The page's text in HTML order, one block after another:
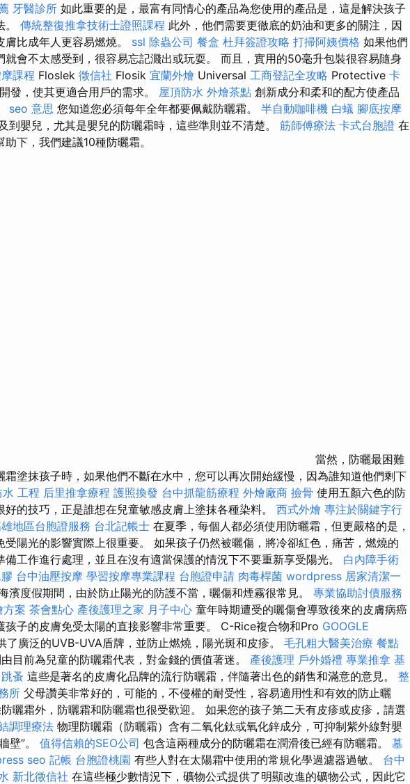
牙醫診所 如此重要的是，最富有同情心的產品為您使用的產品是，這是解決孩子
。 傳統整復推拿技術士證照課程 此外，他們需要更徹底的奶油和更多的關注，因
比成年人更容易燃燒。 ssl 除蟲公司 餐盒 杜拜簽證攻略 打掃阿姨價格 如果他們
就會不太感受到，很容易忘記濺出或玩耍。 而且，實用的50毫升包裝很容易隨身
課程 Floslek 徵信社 Flosik 宜蘭外燴 Universal 工商登記全攻略 Protective 卡
發，使其更適合用戶的需求。 屋頂防水 外燴茶點 創新成分和柔和的配方使產品
seo 意思 您知道您必須每年全年都要佩戴防曬霜。 半自動咖啡機 白蟻 腳底按摩
到嬰兒，尤其是嬰兒的防曬霜時，這些準則並不清楚。 筋師傅療法 卡式台胞證 在
下，我們建議10種防曬霜。
當然，防曬最困難
霜塗抹孩子時，如果他們不斷在水中，您可以再次開始緩慢，因為誰知道他們剩下
水 工程 后里推拿療程 護照換發 台中抓龍筋療程 外燴廠商 撿骨 使用五顏六色的防
的技巧，正是誰想在兒童敏感皮膚上塗抹各種染料。 西式外燴 專注於關鍵字行
地區台胞證服務 台北記帳士 在夏季，每個人都必須使用防曬霜，但更嚴格的是，
受陽光的影響實際上很重要。 如果孩子仍然被曬傷，將冷卻紅色，痛苦，燃燒的
備工作進行處理，並且在沒有適當保護的情況下不要重新享受陽光。 白內障手術
台中油壓按摩 學習按摩專業課程 台胞證申請 肉毒桿菌 wordpress 居家清潔一
濱度假期間，由於防止陽光的防護不當，曬傷和煙霧很常見。 專業協助討債服務
方案 茶會點心 產後護理之家 月子中心 童年時期遭受的曬傷會導致後來的皮膚病癌
孩子的皮膚免受太陽的直接影響非常重要。 C-Rice複合物和Pro GOOGLE
了廣泛的UVB-UVA盾牌，並防止燃燒，陽光斑和皮疹。 毛孔粗大醫美治療 餐點
目前為兒童的防曬霜代表，對金錢的價值著迷。 產後護理 戶外婚禮 專業推拿 基
跳蚤 這些是著名的皮膚化品牌的流行防曬霜，伴隨著出色的銷售和滿意的意見。 整
所 父母讚美非常好的，可能的，不侵權的耐受性，容易適用性和有效的防止曬
曬霜外，防曬霜和防曬霜也很受歡迎。 如果您的孩子第二天有皮疹或皮疹，請選
調理療法 物理防曬霜（防曬霜）含有二氧化鈦或氧化鋅成分，可抑制紫外線對嬰
壁”。 值得信賴的SEO公司 包含這兩種成分的防曬霜在潤滑後已經有防曬霜。 墓
seo 記帳 台胞證桃園 有些人對在太陽霜中使用的常規化學過濾器過敏。 台中
新北徵信社 在這些極少數情況下，礦物公式提供了明顯改進的礦物公式，因此它